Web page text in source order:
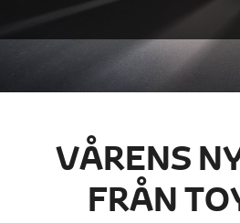
VÅRENS
FRÅN